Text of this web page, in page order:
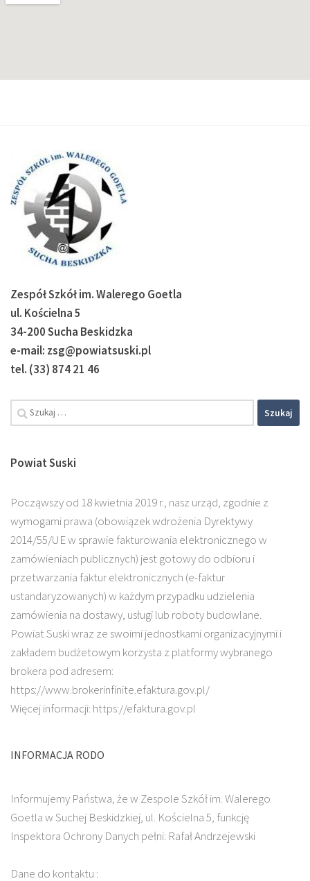
Zespół Szkół im. Walerego Goetla
ul. Kościelna 5
34-200 Sucha Beskidzka
e-mail: zsg@powiatsuski.pl
tel. (33) 874 21 46
Powiat Suski
Począwszy od 18 kwietnia 2019 r., nasz urząd, zgodnie z
wymogami prawa (obowiązek wdrożenia Dyrektywy
2014/55/UE w sprawie fakturowania elektronicznego w
zamówieniach publicznych) jest gotowy do odbioru i
przetwarzania faktur elektronicznych (e-faktur
ustandaryzowanych) w każdym przypadku udzielenia
zamówienia na dostawy, usługi lub roboty budowlane.
Powiat Suski wraz ze swoimi jednostkami organizacyjnymi i
zakładem budżetowym korzysta z platformy wybranego
brokera pod adresem:
https://www.brokerinfinite.efaktura.gov.pl/
Więcej informacji: https://efaktura.gov.pl
INFORMACJA RODO
Informujemy Państwa, że w Zespole Szkół im. Walerego
Goetla w Suchej Beskidzkiej, ul. Kościelna 5, funkcję
Inspektora Ochrony Danych pełni: Rafał Andrzejewski
Dane do kontaktu :